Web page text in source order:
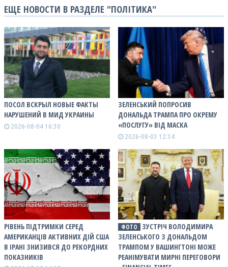
ЕЩЕ НОВОСТИ В РАЗДЕЛЕ "ПОЛІТИКА"
ПОСОЛ ВСКРЫЛ НОВЫЕ ФАКТЫ
НАРУШЕНИЙ В МИД УКРАИНЫ
2026-08-04 16:30
ЗЕЛЕНСЬКИЙ ПОПРОСИВ
ДОНАЛЬДА ТРАМПА ПРО ОКРЕМУ
«ПОСЛУГУ» ВІД МАСКА
2026-08-03 12:34
РІВЕНЬ ПІДТРИМКИ СЕРЕД
АМЕРИКАНЦІВ АКТИВНИХ ДІЙ США
В ІРАНІ ЗНИЗИВСЯ ДО РЕКОРДНИХ
ПОКАЗНИКІВ
ФОТО
ЗУСТРІЧ ВОЛОДИМИРА
ЗЕЛЕНСЬКОГО З ДОНАЛЬДОМ
ТРАМПОМ У ВАШИНГТОНІ МОЖЕ
РЕАНІМУВАТИ МИРНІ ПЕРЕГОВОРИ